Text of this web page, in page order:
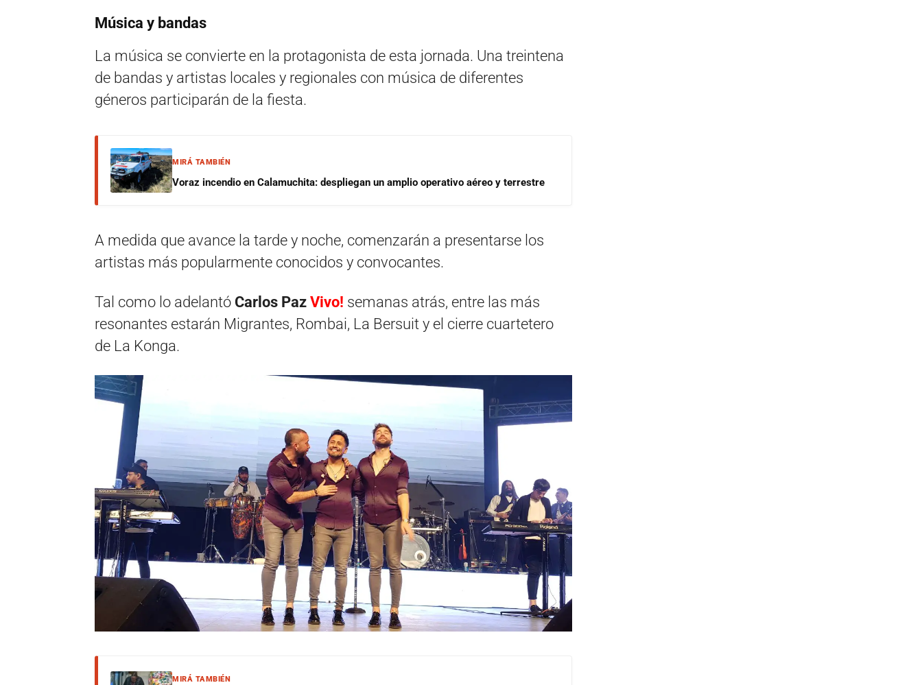
Música y bandas
La música se convierte en la protagonista de esta jornada. Una treintena
de bandas y artistas locales y regionales con música de diferentes
géneros participarán de la fiesta.
MIRÁ TAMBIÉN
Voraz incendio en Calamuchita: despliegan un amplio operativo aéreo y terrestre
A medida que avance la tarde y noche, comenzarán a presentarse los
artistas más popularmente conocidos y convocantes.
Tal como lo adelantó Carlos Paz Vivo! semanas atrás, entre las más
resonantes estarán Migrantes, Rombai, La Bersuit y el cierre cuartetero
de La Konga.
MIRÁ TAMBIÉN